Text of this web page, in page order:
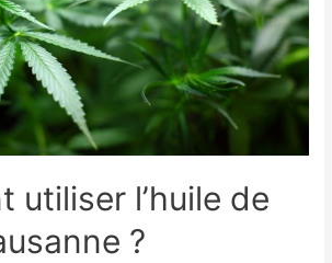
utiliser l’huile de
?